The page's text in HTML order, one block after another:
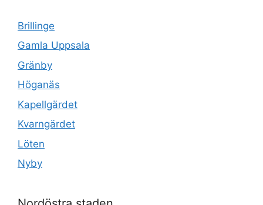
Brillinge
Gamla Uppsala
Gränby
Höganäs
Kapellgärdet
Kvarngärdet
Löten
Nyby